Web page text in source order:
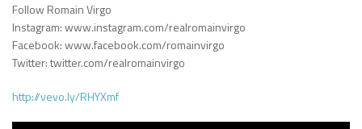
Follow Romain Virgo
Instagram: www.instagram.com/realromainvirgo
Facebook: www.facebook.com/romainvirgo
Twitter: twitter.com/realromainvirgo
http://vevo.ly/RHYXmf